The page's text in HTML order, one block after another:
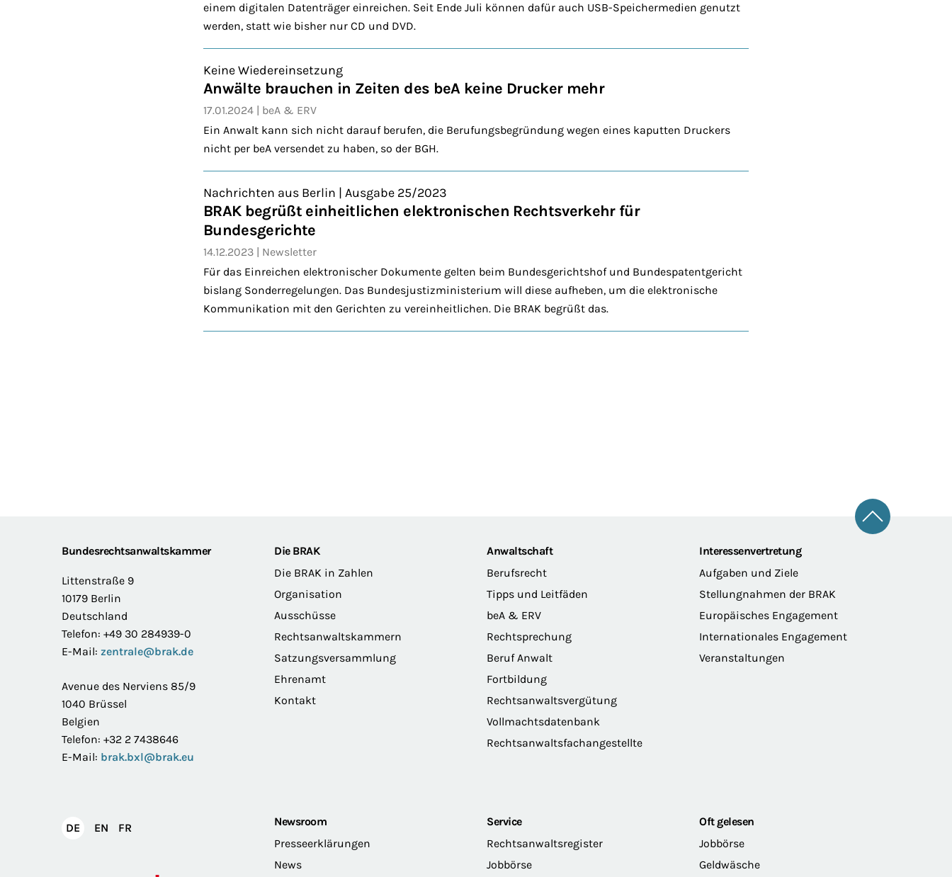
einem digitalen Datenträger einreichen. Seit Ende Juli können dafür auch USB-Speichermedien genutzt
werden, statt wie bisher nur CD und DVD.
Keine Wiedereinsetzung
Anwälte brauchen in Zeiten des beA keine Drucker mehr
17.01.2024
beA & ERV
Ein Anwalt kann sich nicht darauf berufen, die Berufungsbegründung wegen eines kaputten Druckers
nicht per beA versendet zu haben, so der BGH.
Nachrichten aus Berlin | Ausgabe 25/2023
BRAK begrüßt einheitlichen elektronischen Rechtsverkehr für
Bundesgerichte
14.12.2023
Newsletter
Für das Einreichen elektronischer Dokumente gelten beim Bundesgerichtshof und Bundespatentgericht
bislang Sonderregelungen. Das Bundesjustizministerium will diese aufheben, um die elektronische
Kommunikation mit den Gerichten zu vereinheitlichen. Die BRAK begrüßt das.
Footer
Zum
Bundesrechtsanwaltskammer
Littenstraße 9
10179 Berlin
Deutschland
Telefon: +49 30 284939-0
E-Mail: zentrale@brak.de
Avenue des Nerviens 85/9
1040 Brüssel
Belgien
Telefon: +32 2 7438646
E-Mail: brak.bxl@brak.eu
Die BRAK
Die BRAK in Zahlen
Organisation
Ausschüsse
Rechtsanwaltskammern
Satzungsversammlung
Ehrenamt
Kontakt
Anwaltschaft
Berufsrecht
Tipps und Leitfäden
beA & ERV
Rechtsprechung
Beruf Anwalt
Fortbildung
Rechtsanwaltsvergütung
Vollmachtsdatenbank
Rechtsanwaltsfachangestellte
Interessenvertretung
Aufgaben und Ziele
Stellungnahmen der BRAK
Europäisches Engagement
Internationales Engagement
Veranstaltungen
DEDeutsch
EN English
FR
Newsroom
Presseerklärungen
News
Service
Rechtsanwaltsregister
Jobbörse
Oft gelesen
Jobbörse
Geldwäsche